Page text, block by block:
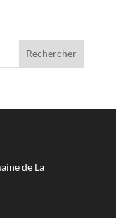
de La